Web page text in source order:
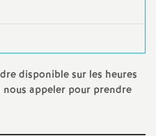
E
n
disponible sur les heures
nous appeler pour prendre